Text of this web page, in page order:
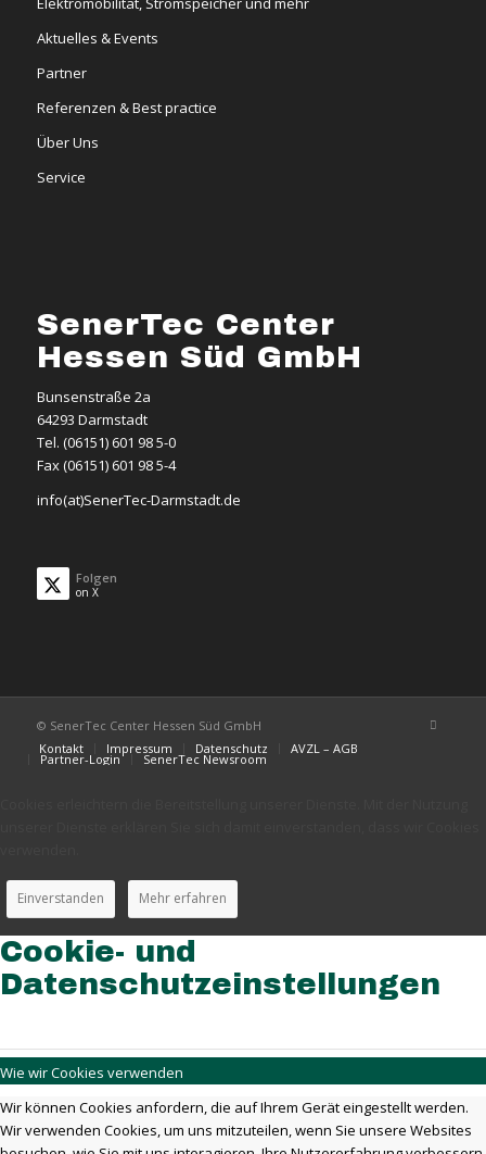
Aktuelles & Events
Partner
Referenzen & Best practice
Über Uns
Service
SenerTec Center
Hessen Süd GmbH
Bunsenstraße 2a
64293 Darmstadt
Tel. (06151) 601 98 5-0
Fax (06151) 601 98 5-4
info(at)SenerTec-Darmstadt.de
Folgen
on X
© SenerTec Center Hessen Süd GmbH
Kontakt
Impressum Datenschutz AVZL – AGB
Partner-Login SenerTec Newsroom
Einverstanden Mehr erfahren
Cookie- und
Datenschutzeinstellungen
Wie wir Cookies verwenden
Wir können Cookies anfordern, die auf Ihrem Gerät eingestellt werden.
Wir verwenden Cookies, um uns mitzuteilen, wenn Sie unsere Websites